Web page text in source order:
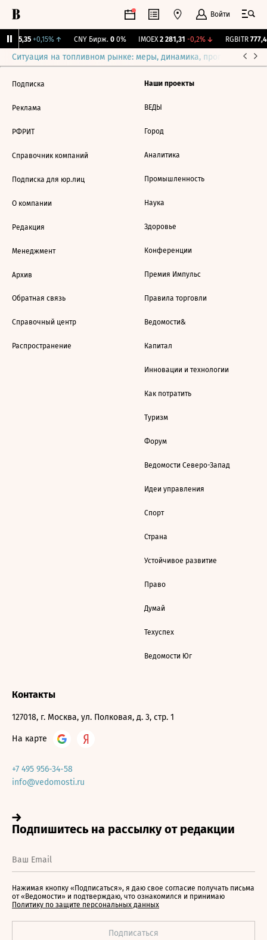
Войти
115,35 +0,15%↑ CNY Бирж. 0 0% IMOEX 2 281,31 -0,2%↓ RGBITR 777,42
Ситуация на топливном рынке: меры, динамика, прогнозы
Подписка
Реклама
РФРИТ
Справочник компаний
Подписка для юр.лиц
О компании
Редакция
Менеджмент
Архив
Обратная связь
Справочный центр
Распространение
Наши проекты
ВЕДЫ
Город
Аналитика
Промышленность
Наука
Здоровье
Конференции
Премия Импульс
Правила торговли
Ведомости&
Капитал
Инновации и технологии
Как потратить
Туризм
Форум
Ведомости Северо-Запад
Идеи управления
Спорт
Страна
Устойчивое развитие
Право
Думай
Техуспех
Ведомости Юг
Контакты
127018, г. Москва, ул. Полковая, д. 3, стр. 1
На карте
+7 495 956-34-58
info@vedomosti.ru
Нажимая кнопку «Подписаться», я даю свое согласие получать письма
от «Ведомости» и подтверждаю, что ознакомился и принимаю
Политику по защите персональных данных